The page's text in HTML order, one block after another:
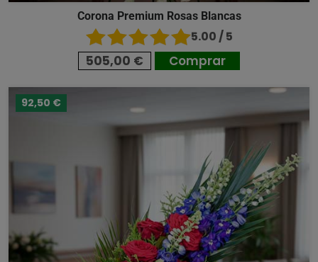
Corona Premium Rosas Blancas
5.00 / 5
505,00 € Comprar
92,50 €